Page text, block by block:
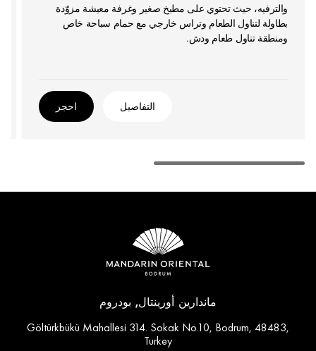
والترفيه، حيث تحتوي على مطبخ صغير وغرفة معيشة مزوّدة
بطاولة لتناول الطعام وتراس خارجي مع حمام سباحة خاص
ومنطقة تناول طعام ودش.
التفاصيل احجز
ماندارين أورينتال, بودروم
Göltürkbükü Mahallesi 314. Sokak No.10, Bodrum, 48483,
Turkey